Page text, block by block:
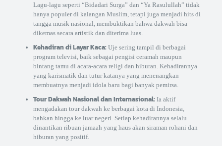
Lagu-lagu seperti “Bidadari Surga” dan “Ya Rasulullah” tidak
hanya populer di kalangan Muslim, tetapi juga menjadi hits di
tangga musik nasional, membuktikan bahwa dakwah bisa
dikemas secara artistik dan diterima luas.
Kehadiran di Layar Kaca:Uje sering tampil di berbagai
program televisi, baik sebagai pengisi ceramah maupun
bintang tamu di acara-acara religi dan hiburan. Kehadirannya
yang karismatik dan tutur katanya yang menenangkan
membuatnya menjadi idola baru bagi banyak pemirsa.
Tour Dakwah Nasional dan Internasional:Ia aktif
mengadakan tour dakwah ke berbagai kota di Indonesia,
bahkan hingga ke luar negeri. Setiap kehadirannya selalu
dinantikan ribuan jamaah yang haus akan siraman rohani dan
hiburan yang positif.